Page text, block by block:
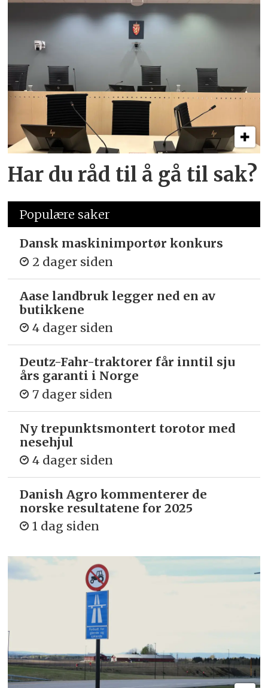
Har du råd til å gå til sak?
Populære saker
Dansk maskinimportør konkurs
2 dager siden
Aase landbruk legger ned en av
butikkene
4 dager siden
Deutz-Fahr-traktorer får inntil sju
års garanti i Norge
7 dager siden
Ny trepunkts­montert torotor med
nesehjul
4 dager siden
Danish Agro kommenterer de
norske resultatene for 2025
1 dag siden